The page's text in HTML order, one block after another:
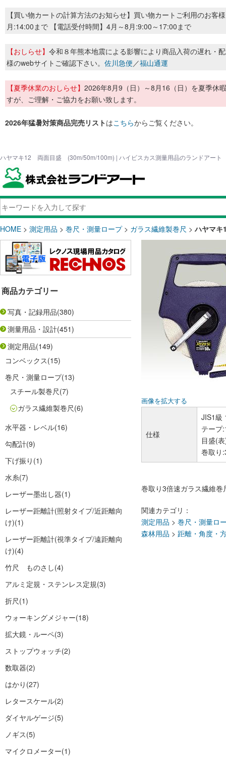
【買い物カートの計算方法のお知らせ】買い物カートご利用のお客
月:14:00まで 【電話受付時間】4月～8月:9:00～17:00まで
【おしらせ】 令和８年熊本地震による影響により商品入荷の遅れ・
様のwebサイトご確認下さい。 佐川急便／福山通運
【夏季休業のおしらせ】 2026年8月9（日）～8月16（日）を夏季休
すが、ご理解・ご協力をお願い致します。
2026年猛暑対策商品完売リストはこちらからご覧ください。
ハヤマキ12 両面目盛 (30m/50m/100m) | ハイビスカス測量用品のランドアート
HOME > 測定用品 > 巻尺・測量ロープ> ガラス繊維製巻尺 >ハヤマ
商品カテゴリー
写真・記録用品(380)
測量用品・設計(451)
測定用品(149)
コンベックス(15)
巻尺・測量ロープ(13)
スチール製巻尺(7)
ガラス繊維製巻尺(6)
水平器・レベル(16)
勾配計(9)
下げ振り (1)
水糸(7)
レーザー墨出し器(1)
レーザー距離計(照射タイプ/近距離向
け)(1)
レーザー距離計(視準タイプ/遠距離向
け)(4)
竹尺 ものさし(4)
アルミ定規・ステンレス定規(3)
折尺(1)
ウォーキングメジャー(18)
拡大鏡・ルーペ(3)
ストップウォッチ(2)
数取器(2)
はかり (27)
レタースケール(2)
ダイヤルゲージ(5)
ノギス(5)
マイクロメーター(1)
画像を拡大する
仕様
JIS1
テー
目盛(
巻取り
巻取り3倍速ガラス繊維巻
関連カテゴリ：
測定用品 > 巻尺・測量ロ
森林用品 > 距離・角度・